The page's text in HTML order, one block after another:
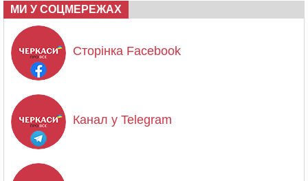
МИ У СОЦМЕРЕЖАХ
Сторінка Facebook
Канал у Telegram